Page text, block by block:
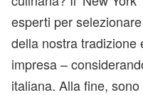
esperti per
della nostra tradizione
impresa –
italiana. Alla fine,